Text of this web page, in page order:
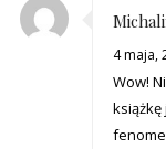
4 maja,
Wow!
książkę